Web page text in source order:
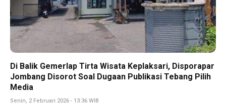
Di Balik Gemerlap Tirta Wisata Keplaksari, Disporapar
Jombang Disorot Soal Dugaan Publikasi Tebang Pilih
Media
Senin, 2 Februari 2026 - 13:36 WIB